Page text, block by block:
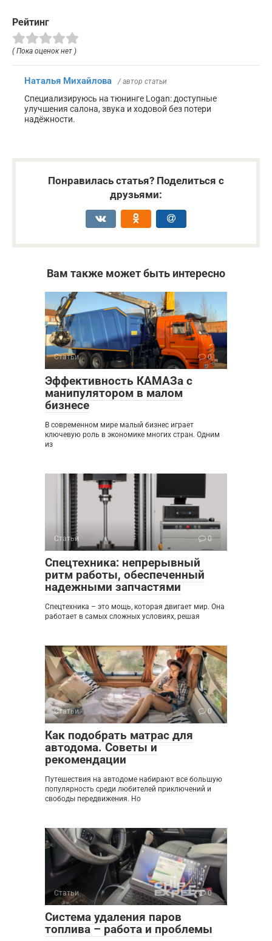
Рейтинг
( Пока оценок нет )
Наталья Михайлова / автор статьи
Специализируюсь на тюнинге Logan: доступные
улучшения салона, звука и ходовой без потери
надёжности.
Понравилась статья? Поделиться с
друзьями:
Вам также может быть интересно
Статьи 0
Эффективность КАМАЗа с
манипулятором в малом
бизнесе
В современном мире малый бизнес играет
ключевую роль в экономике многих стран. Одним
из
Статьи 0
Спецтехника: непрерывный
ритм работы, обеспеченный
надежными запчастями
Спецтехника – это мощь, которая двигает мир. Она
работает в самых сложных условиях, решая
Статьи 0
Как подобрать матрас для
автодома. Советы и
рекомендации
Путешествия на автодоме набирают все большую
популярность среди любителей приключений и
свободы передвижения. Но
Статьи 0
Система удаления паров
топлива – работа и проблемы